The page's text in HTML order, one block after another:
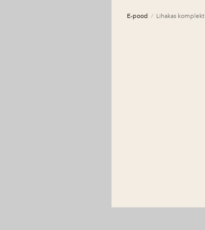
E-pood / Lihakas komplekt